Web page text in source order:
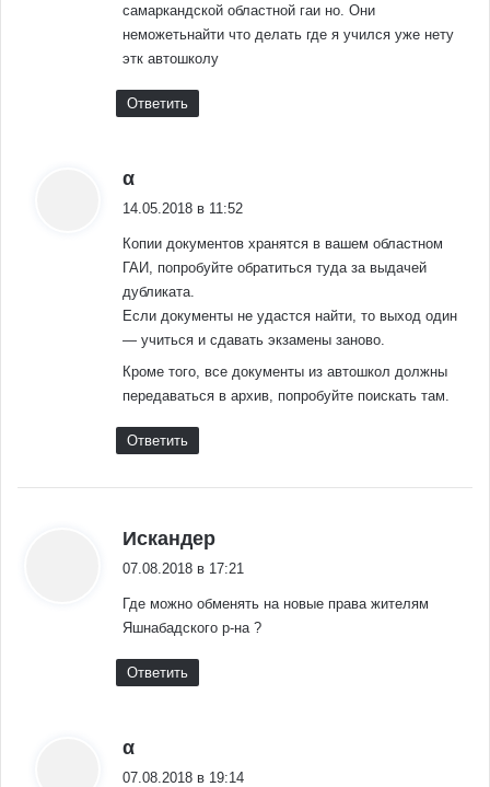
самаркандской областной гаи но. Они
неможетьнайти что делать где я учился уже нету
этк автошколу
Ответить
α
14.05.2018 в 11:52
Копии документов хранятся в вашем областном
ГАИ, попробуйте обратиться туда за выдачей
дубликата.
Если документы не удастся найти, то выход один
— учиться и сдавать экзамены заново.
Кроме того, все документы из автошкол должны
передаваться в архив, попробуйте поискать там.
Ответить
Искандер
07.08.2018 в 17:21
Где можно обменять на новые права жителям
Яшнабадского р-на ?
Ответить
α
07.08.2018 в 19:14